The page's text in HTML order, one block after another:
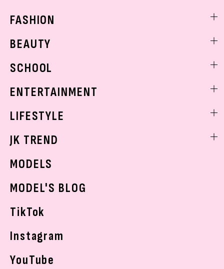
FASHION
着回し
BEAUTY
ベストコスメ
ボディケア
SCHOOL
学校ヘアメイク
ENTERTAINMENT
K-POP
LIFESTYLE
モデルの購入品
おでかけ
JK TREND
MODELS
MODEL'S BLOG
TikTok
Instagram
YouTube